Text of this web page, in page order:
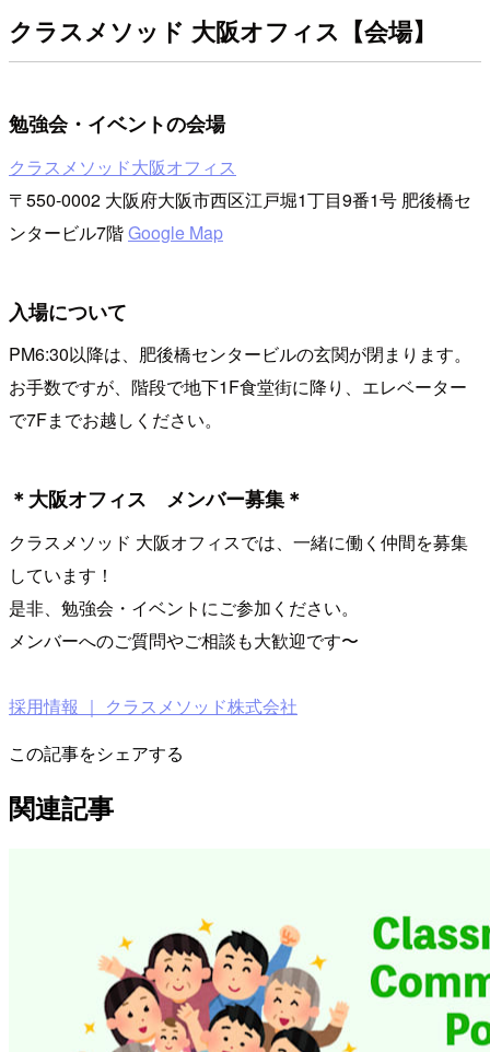
クラスメソッド 大阪オフィス【会場】
勉強会・イベントの会場
クラスメソッド大阪オフィス
〒550-0002 大阪府大阪市西区江戸堀1丁目9番1号 肥後橋セ
ンタービル7階Google Map
入場について
PM6:30以降は、肥後橋センタービルの玄関が閉まります。
お手数ですが、階段で地下1F食堂街に降り、エレベーター
で7Fまでお越しください。
＊大阪オフィス メンバー募集＊
クラスメソッド 大阪オフィスでは、一緒に働く仲間を募集
しています！
是非、勉強会・イベントにご参加ください。
メンバーへのご質問やご相談も大歓迎です〜
採用情報 ｜ クラスメソッド株式会社
この記事をシェアする
関連記事